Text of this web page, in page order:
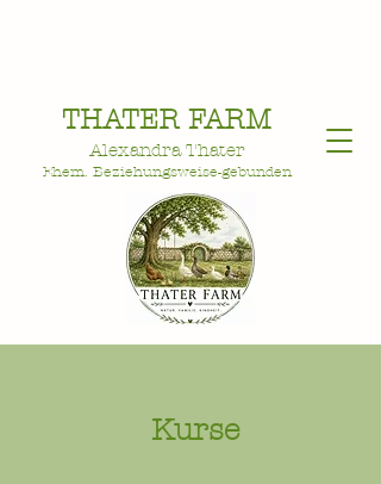
THATER FARM
Alexandra Thater
Ehem. Beziehungsweise-gebunden
Kurse